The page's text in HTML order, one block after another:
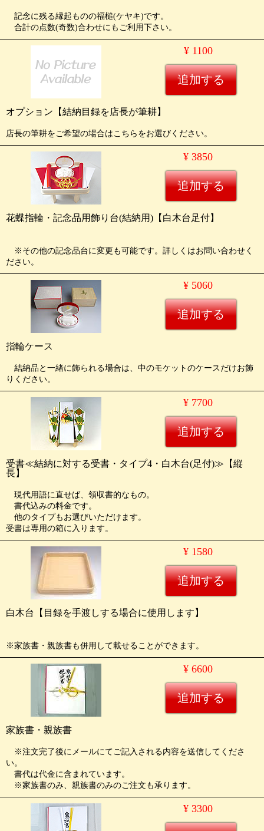
記念に残る縁起ものの福槌(ケヤキ)です。
合計の点数(奇数)合わせにもご利用下さい。
¥ 1100
オプション【結納目録を店長が筆耕】
店長の筆耕をご希望の場合はこちらをお選びください。
¥ 3850
花蝶指輪・記念品用飾り台(結納用)【白木台足付】
※その他の記念品台に変更も可能です。詳しくはお問い合わせく
ださい。
¥ 5060
指輪ケース
結納品と一緒に飾られる場合は、中のモケットのケースだけお飾
りください。
¥ 7700
受書≪結納に対する受書・タイプ4・白木台(足付)≫【縦
長】
現代用語に直せば、領収書的なもの。
書代込みの料金です。
他のタイプもお選びいただけます。
受書は専用の箱に入ります。
¥ 1580
白木台【目録を手渡しする場合に使用します】
※家族書・親族書も併用して載せることができます。
¥ 6600
家族書・親族書
※注文完了後にメールにてご記入される内容を送信してくださ
い。
書代は代金に含まれています。
※家族書のみ、親族書のみのご注文も承ります。
¥ 3300